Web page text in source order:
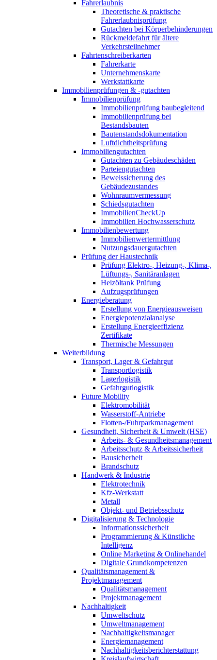
Fahrerlaubnis
Theoretische & praktische
Fahrerlaubnisprüfung
Gutachten bei Körperbehinderungen
Rückmeldefahrt für ältere
Verkehrsteilnehmer
Fahrtenschreiberkarten
Fahrerkarte
Unternehmenskarte
Werkstattkarte
Immobilienprüfungen & -gutachten
Immobilienprüfung
Immobilienprüfung baubegleitend
Immobilienprüfung bei
Bestandsbauten
Bautenstandsdokumentation
Luftdichtheitsprüfung
Immobiliengutachten
Gutachten zu Gebäudeschäden
Parteiengutachten
Beweissicherung des
Gebäudezustandes
Wohnraumvermessung
Schiedsgutachten
ImmobilienCheckUp
Immobilien Hochwasserschutz
Immobilienbewertung
Immobilienwertermittlung
Nutzungsdauergutachten
Prüfung der Haustechnik
Prüfung Elektro-, Heizung-, Klima-,
Lüftungs-, Sanitäranlagen
Heizöltank Prüfung
Aufzugsprüfungen
Energieberatung
Erstellung von Energieausweisen
Energiepotenzialanalyse
Erstellung Energieeffizienz
Zertifikate
Thermische Messungen
Weiterbildung
Transport, Lager & Gefahrgut
Transportlogistik
Lagerlogistik
Gefahrgutlogistik
Future Mobility
Elektromobilität
Wasserstoff-Antriebe
Flotten-/Fuhrparkmanagement
Gesundheit, Sicherheit & Umwelt (HSE)
Arbeits- & Gesundheitsmanagement
Arbeitsschutz & Arbeitssicherheit
Bausicherheit
Brandschutz
Handwerk & Industrie
Elektrotechnik
Kfz-Werkstatt
Metall
Objekt- und Betriebsschutz
Digitalisierung & Technologie
Informationssicherheit
Programmierung & Künstliche
Intelligenz
Online Marketing & Onlinehandel
Digitale Grundkompetenzen
Qualitätsmanagement &
Projektmanagement
Qualitätsmanagement
Projektmanagement
Nachhaltigkeit
Umweltschutz
Umweltmanagement
Nachhaltigkeitsmanager
Energiemanagement
Nachhaltigkeitsberichterstattung